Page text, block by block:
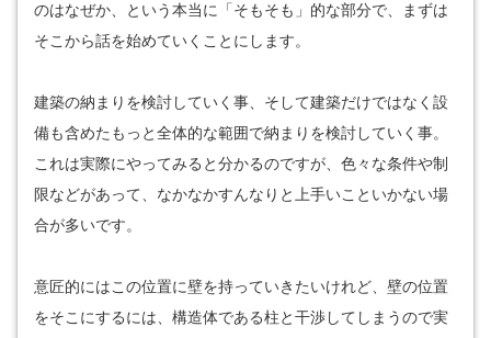
のはなぜか、という本当に「そもそも」的な部分で、まずは
そこから話を始めていくことにします。
建築の納まりを検討していく事、そして建築だけではなく設
備も含めたもっと全体的な範囲で納まりを検討していく事。
これは実際にやってみると分かるのですが、色々な条件や制
限などがあって、なかなかすんなりと上手いこといかない場
合が多いです。
意匠的にはこの位置に壁を持っていきたいけれど、壁の位置
をそこにするには、構造体である柱と干渉してしまうので実